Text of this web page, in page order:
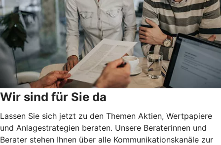
Wir sind für Sie da
Lassen Sie sich jetzt zu den Themen Aktien, Wertpapiere
und Anlagestrategien beraten. Unsere Beraterinnen und
Berater stehen Ihnen über alle Kommunikationskanäle zur